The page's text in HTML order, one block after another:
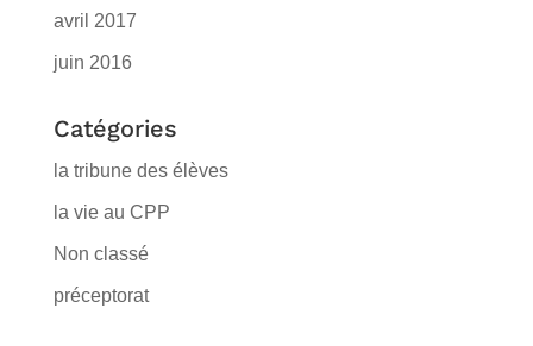
avril 2017
juin 2016
Catégories
la tribune des élèves
la vie au CPP
Non classé
préceptorat